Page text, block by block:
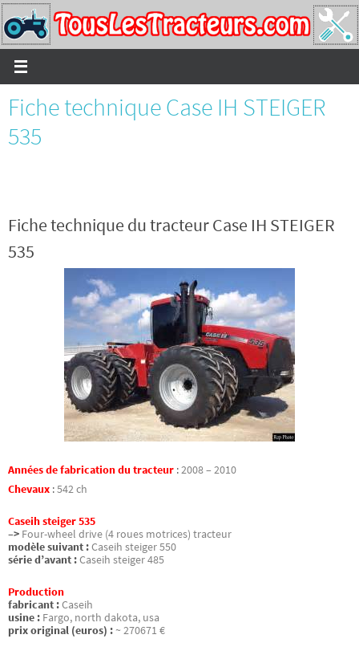
Passer
vers
le
contenu
Fiche technique Case IH STEIGER
535
Fiche technique du tracteur Case IH STEIGER
535
Années de fabrication du tracteur :2008 – 2010
Chevaux :542 ch
Caseih steiger 535
–> Four-wheel drive (4 roues motrices) tracteur
modèle suivant :Caseih steiger 550
série d’avant :Caseih steiger 485
Production
fabricant :Caseih
usine : Fargo, north dakota, usa
prix original (euros) : ~ 270671 €